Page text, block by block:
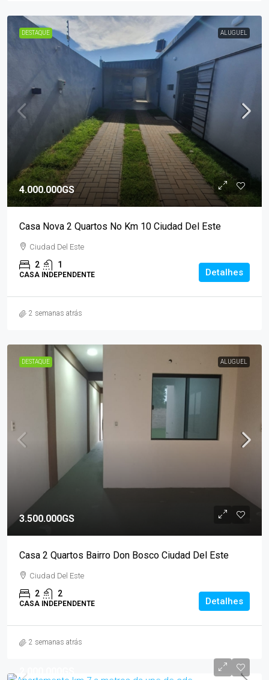
DESTAQUE ALUGUEL
4.000.000GS
Casa Nova 2 Quartos No Km 10 Ciudad Del Este
Ciudad Del Este
2 1
CASA INDEPENDENTE Detalhes
2 semanas atrás
DESTAQUE ALUGUEL
3.500.000GS
Casa 2 Quartos Bairro Don Bosco Ciudad Del Este
Ciudad Del Este
2 2
CASA INDEPENDENTE Detalhes
2 semanas atrás
2.000.000GS